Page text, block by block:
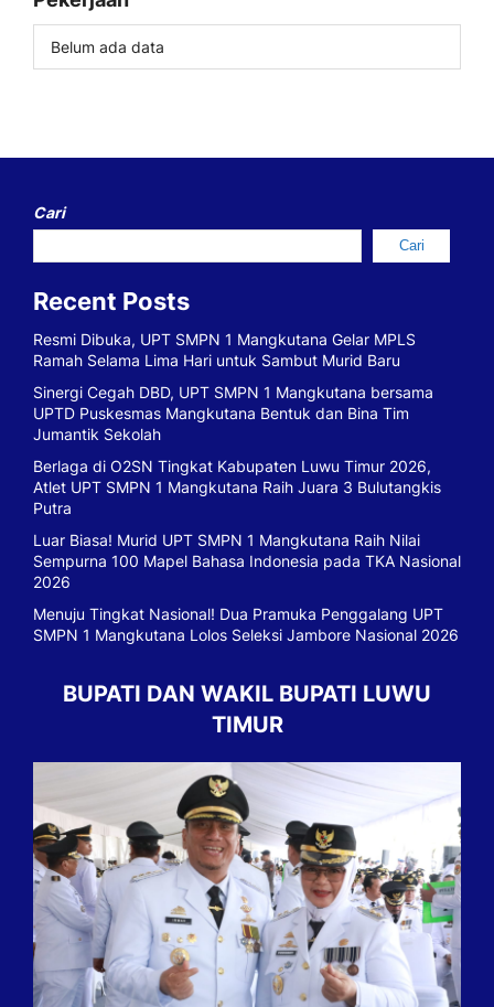
Belum ada data
Cari
Cari
Recent Posts
Resmi Dibuka, UPT SMPN 1 Mangkutana Gelar MPLS
Ramah Selama Lima Hari untuk Sambut Murid Baru
Sinergi Cegah DBD, UPT SMPN 1 Mangkutana bersama
UPTD Puskesmas Mangkutana Bentuk dan Bina Tim
Jumantik Sekolah
Berlaga di O2SN Tingkat Kabupaten Luwu Timur 2026,
Atlet UPT SMPN 1 Mangkutana Raih Juara 3 Bulutangkis
Putra
Luar Biasa! Murid UPT SMPN 1 Mangkutana Raih Nilai
Sempurna 100 Mapel Bahasa Indonesia pada TKA Nasional
2026
Menuju Tingkat Nasional! Dua Pramuka Penggalang UPT
SMPN 1 Mangkutana Lolos Seleksi Jambore Nasional 2026
BUPATI DAN WAKIL BUPATI LUWU
TIMUR